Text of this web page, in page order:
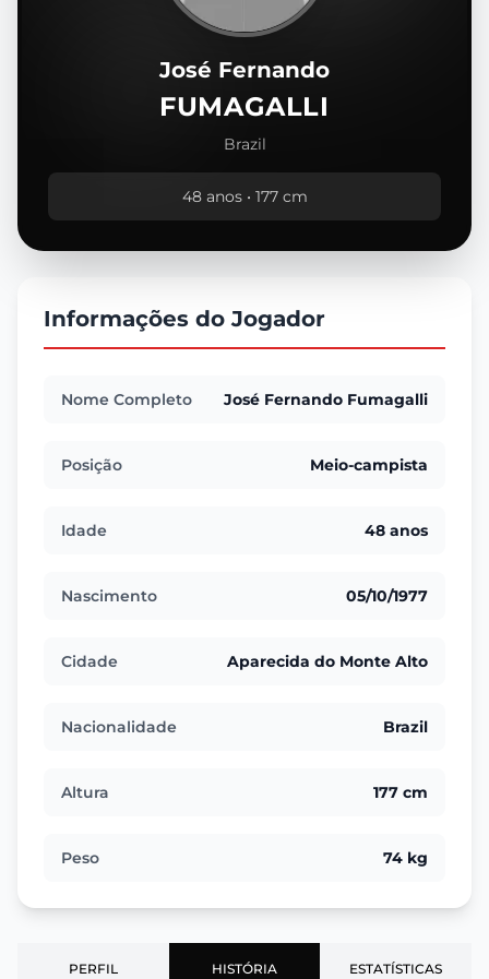
José Fernando
FUMAGALLI
Brazil
48 anos • 177 cm
Informações do Jogador
Nome Completo José Fernando Fumagalli
Posição Meio-campista
Idade 48 anos
Nascimento 05/10/1977
Cidade Aparecida do Monte Alto
Nacionalidade Brazil
Altura 177 cm
Peso 74 kg
PERFIL HISTÓRIA ESTATÍSTICAS